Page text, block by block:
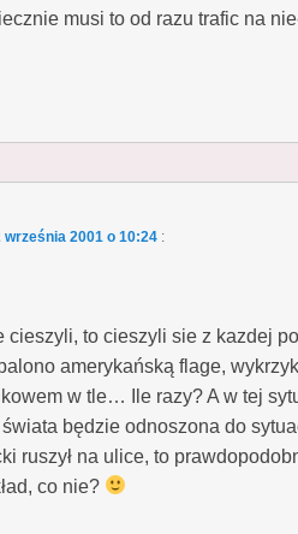
musi to od razu trafic na
września 2001 o 10:24 :
cieszyli, to cieszyli sie z kazdej
amerykańską flage,
w tle… Ile razy? A w tej
będzie odnoszona do
ruszył na ulice, to
co nie?